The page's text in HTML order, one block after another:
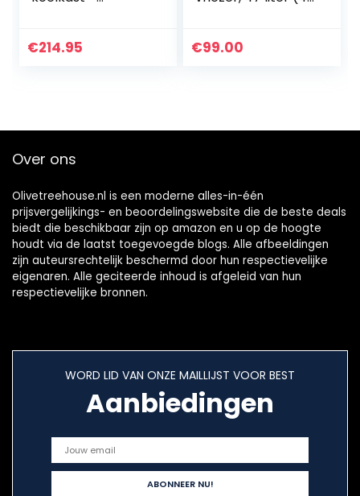
Deur – Zwart
€214.95
energieklasse A+
€99.00
Over ons
Olivetreehouse.nl is een moderne alles-in-één
prijsvergelijkings- en beoordelingswebsite die de beste deals
biedt die beschikbaar zijn op amazon en u op de hoogte
houdt via de laatst toegevoegde blogs. Alle afbeeldingen
zijn auteursrechtelijk beschermd door hun respectievelijke
eigenaren. Alle geciteerde inhoud is afgeleid van hun
respectievelijke bronnen.
WORD LID VAN ONZE MAILLIJST VOOR BEST
Aanbiedingen